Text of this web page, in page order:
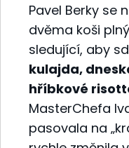
Pavel Berky se
dvěma koši
sledující, aby
kulajda,
hříbkové
MasterChefa
pasovala na